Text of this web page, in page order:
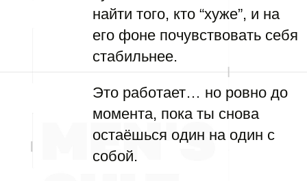
найти того, кто “хуже”, и на
его фоне почувствовать себя
стабильнее.
Это работает… но ровно до
момента, пока ты снова
остаёшься один на один с
собой.